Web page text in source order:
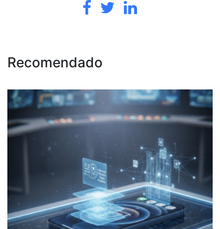
Recomendado